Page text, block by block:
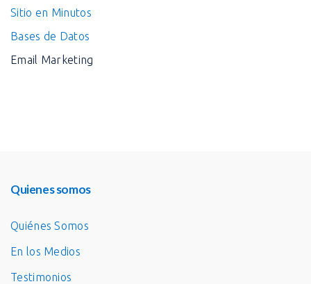
Sitio en Minutos
Bases de Datos
Email Marketing
Quienes somos
Quiénes Somos
En los Medios
Testimonios